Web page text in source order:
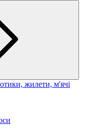
жилети, м'ячі